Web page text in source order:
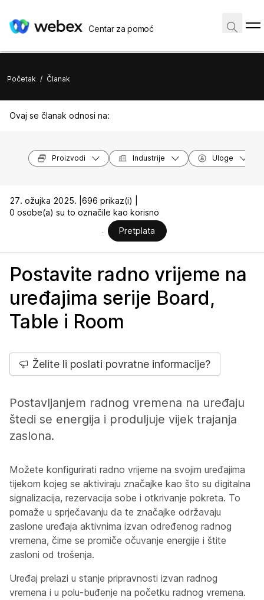
Centar za pomoć
Početak / Članak
Ovaj se članak odnosi na:
Proizvodi Industrije Uloge
27. ožujka 2025. | 696 prikaz(i) |
0 osobe(a) su to označile kao korisno
Pretplata
Postavite radno vrijeme na
uređajima serije Board,
Table i Room
Želite li poslati povratne informacije?
Postavljanjem radnog vremena na uređaju
štedi se energija i produljuje vijek trajanja
zaslona.
Možete konfigurirati radno vrijeme na svojim uređajima
tijekom kojeg se aktiviraju značajke kao što su digitalna
signalizacija, rezervacija sobe i otkrivanje pokreta. To
pomaže u sprječavanju da te značajke održavaju
zaslone uređaja aktivnima izvan određenog radnog
vremena, čime se promiče očuvanje energije i štite
zasloni od trošenja.
Uređaj prelazi u stanje pripravnosti izvan radnog
vremena i u polu-buđenje na početku radnog vremena.